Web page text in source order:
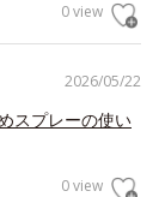
0 view
2026/05/22
スプレーの使い
0 view